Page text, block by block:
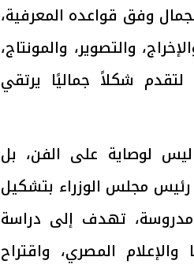
وفق قواعده المعرفية،
والتصوير، والمونتاج،
لتقدم شكلاً جماليًا يرتقي
ليس لوصاية على الفن، بل
رئيس مجلس الوزراء بتشكيل
ومدروسة، تهدف إلى دراسة
والإعلام المصري، واقتراح